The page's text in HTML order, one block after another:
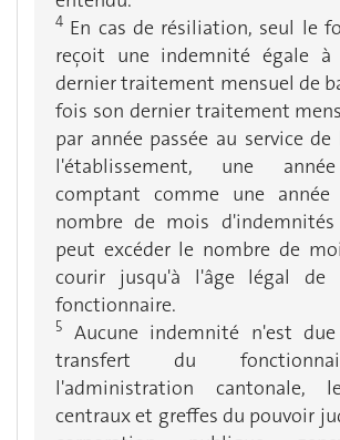
4 En cas de résiliation, seul le
reçoit une indemnité égale
dernier traitement mensuel de
fois son dernier traitement
par année passée au service
l'établissement, une
comptant comme une année
nombre de mois d'indemnités
peut excéder le nombre de
courir jusqu'à l'âge légal de
fonctionnaire.
5
Aucune indemnité n'est
transfert du
l'administration cantonale,
centraux et greffes du pouvoir